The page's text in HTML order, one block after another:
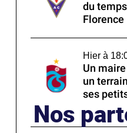
du
Florence
Hier à
Un
un
ses
Nos